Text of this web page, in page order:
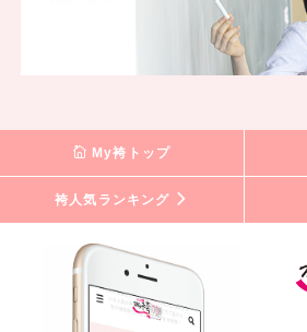
My袴トップ
袴人気ランキング